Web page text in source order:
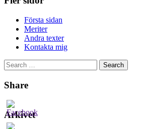
Första sidan
Meriter
Andra texter
Kontakta mig
Search
for:
Share
Arkivet